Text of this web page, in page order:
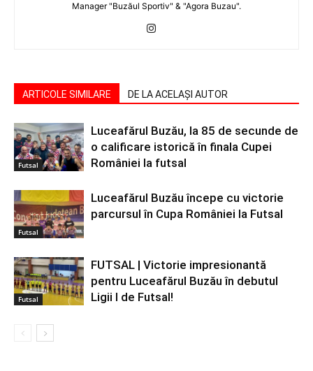
Manager "Buzăul Sportiv" & "Agora Buzau".
ARTICOLE SIMILARE DE LA ACELAȘI AUTOR
Futsal
Luceafărul Buzău, la 85 de secunde de
o calificare istorică în finala Cupei
României la futsal
Futsal
Luceafărul Buzău începe cu victorie
parcursul în Cupa României la Futsal
Futsal
FUTSAL | Victorie impresionantă
pentru Luceafărul Buzău în debutul
Ligii I de Futsal!